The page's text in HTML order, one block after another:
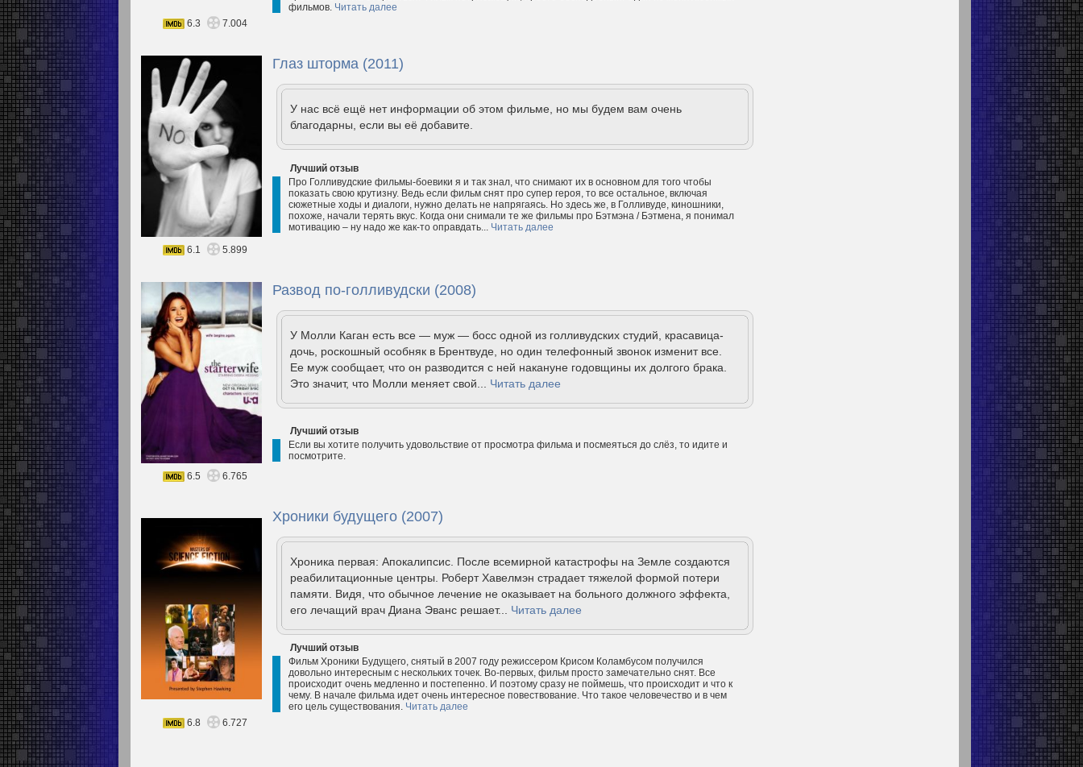
фильмов. Читать далее
6.3
7.004
Глаз шторма (2011)
У нас всё ещё нет информации об этом фильме, но мы будем вам очень
благодарны, если вы её добавите.
Лучший отзыв
Про Голливудские фильмы-боевики я и так знал, что снимают их в основном для того чтобы
показать свою крутизну. Ведь если фильм снят про супер героя, то все остальное, включая
сюжетные ходы и диалоги, нужно делать не напрягаясь. Но здесь же, в Голливуде, киношники,
похоже, начали терять вкус. Когда они снимали те же фильмы про Бэтмэна / Бэтмена, я понимал
мотивацию – ну надо же как-то оправдать... Читать далее
6.1
5.899
Развод по-голливудски (2008)
У Молли Каган есть все — муж — босс одной из голливудских студий, красавица-
дочь, роскошный особняк в Брентвуде, но один телефонный звонок изменит все.
Ее муж сообщает, что он разводится с ней накануне годовщины их долгого брака.
Это значит, что Молли меняет свой... Читать далее
Лучший отзыв
Если вы хотите получить удовольствие от просмотра фильма и посмеяться до слёз, то идите и
посмотрите.
6.5
6.765
Хроники будущего (2007)
Хроника первая: Апокалипсис. После всемирной катастрофы на Земле создаются
реабилитационные центры. Роберт Хавелмэн страдает тяжелой формой потери
памяти. Видя, что обычное лечение не оказывает на больного должного эффекта,
его лечащий врач Диана Эванс решает... Читать далее
Лучший отзыв
Фильм Хроники Будущего, снятый в 2007 году режиссером Крисом Коламбусом получился
довольно интересным с нескольких точек. Во-первых, фильм просто замечательно снят. Все
происходит очень медленно и постепенно. И поэтому сразу не поймешь, что происходит и что к
чему. В начале фильма идет очень интересное повествование. Что такое человечество и в чем
его цель существования. Читать далее
6.8
6.727